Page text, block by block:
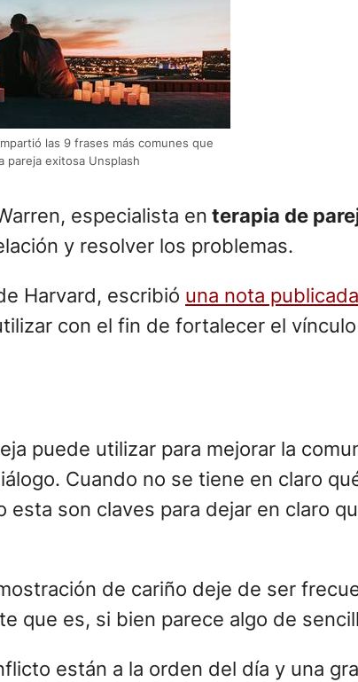
las 9 frases más comunes que
pareja exitosa Unsplash
especialista en terapia de
y resolver los problemas.
Harvard, escribió una nota
con el fin de fortalecer el
puede utilizar para mejorar la
Cuando no se tiene en claro
son claves para dejar en claro
de cariño deje de ser
que es, si bien parece algo de
están a la orden del día y una